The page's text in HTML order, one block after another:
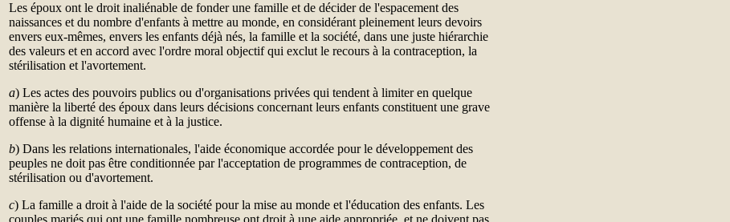
Les époux ont le droit inaliénable de fonder une famille et de décider de l'espacement des
naissances et du nombre d'enfants à mettre au monde, en considérant pleinement leurs devoirs
envers eux-mêmes, envers les enfants déjà nés, la famille et la société, dans une juste hiérarchie
des valeurs et en accord avec l'ordre moral objectif qui exclut le recours à la contraception, la
stérilisation et l'avortement.
a) Les actes des pouvoirs publics ou d'organisations privées qui tendent à limiter en quelque
manière la liberté des époux dans leurs décisions concernant leurs enfants constituent une grave
offense à la dignité humaine et à la justice.
b) Dans les relations internationales, l'aide économique accordée pour le développement des
peuples ne doit pas être conditionnée par l'acceptation de programmes de contraception, de
stérilisation ou d'avortement.
c) La famille a droit à l'aide de la société pour la mise au monde et l'éducation des enfants. Les
couples mariés qui ont une famille nombreuse ont droit à une aide appropriée, et ne doivent pas